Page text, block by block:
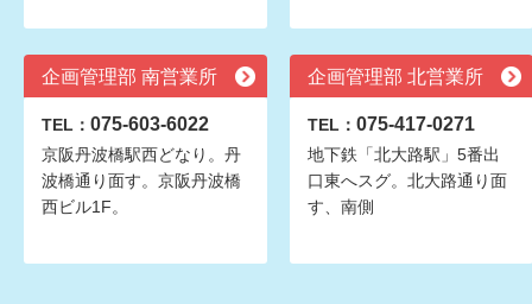
企画管理部 南営業所
TEL： 075-603-6022
京阪丹波橋駅西どなり。丹
波橋通り面す。京阪丹波橋
西ビル1F。
企画管理部 北営業所
TEL： 075-417-0271
地下鉄「北大路駅」5番出
口東へスグ。北大路通り面
す、南側